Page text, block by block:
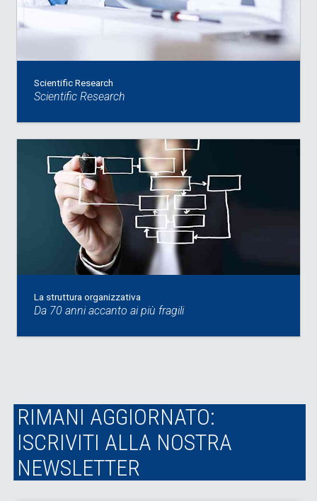
Scientific Research
Scientific Research
La struttura organizzativa
Da 70 anni accanto ai più fragili
RIMANI AGGIORNATO:
ISCRIVITI ALLA NOSTRA
NEWSLETTER